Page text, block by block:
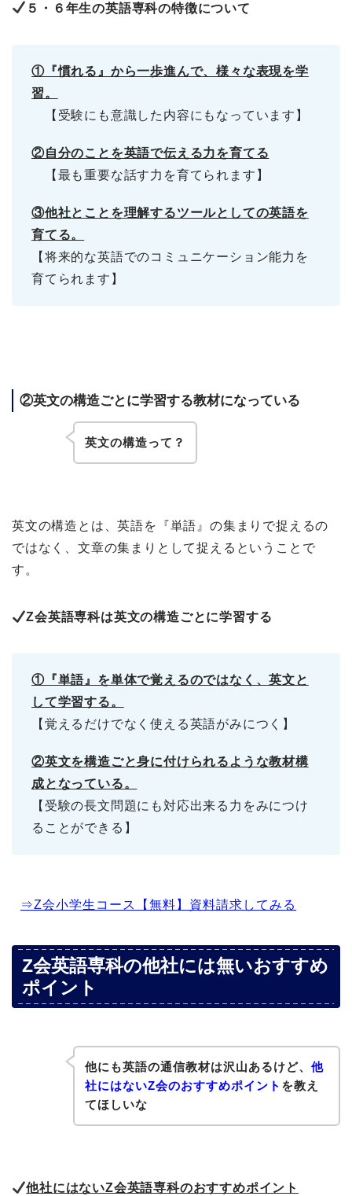
５・６年生の英語専科の特徴について
①『慣れる』から一歩進んで、様々な表現を学
習。
【受験にも意識した内容にもなっています】
②自分のことを英語で伝える力を育てる
【最も重要な話す力を育てられます】
③他社とことを理解するツールとしての英語を
育てる。
【将来的な英語でのコミュニケーション能力を
育てられます】
②英文の構造ごとに学習する教材になっている
英文の構造って？
英文の構造とは、英語を『単語』の集まりで捉えるの
ではなく、文章の集まりとして捉えるということで
す。
Z会英語専科は英文の構造ごとに学習する
①『単語』を単体で覚えるのではなく、英文と
して学習する。
【覚えるだけでなく使える英語がみにつく】
②英文を構造ごと身に付けられるような教材構
成となっている。
【受験の長文問題にも対応出来る力をみにつけ
ることができる】
⇒Z会小学生コース【無料】資料請求してみる
Z会英語専科の他社には無いおすすめ
ポイント
他にも英語の通信教材は沢山あるけど、 他
社にはないZ会のおすすめポイント を教え
てほしいな
他社にはないZ会英語専科のおすすめポイント